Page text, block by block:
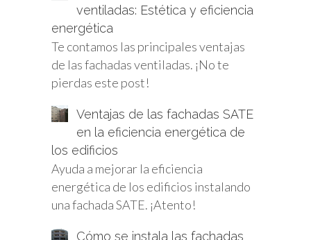
ventiladas: Estética y eficiencia
energética
Te contamos las principales ventajas
de las fachadas ventiladas. ¡No te
pierdas este post!
Ventajas de las fachadas SATE
en la eficiencia energética de
los edificios
Ayuda a mejorar la eficiencia
energética de los edificios instalando
una fachada SATE. ¡Atento!
Cómo se instala las fachadas